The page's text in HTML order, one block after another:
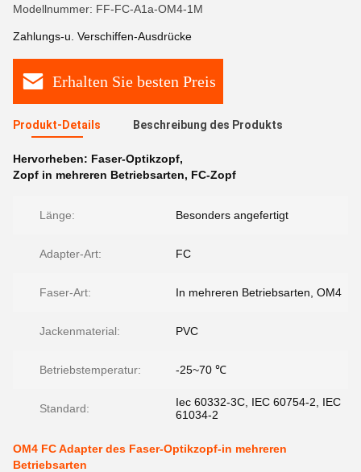
Modellnummer: FF-FC-A1a-OM4-1M
Zahlungs-u. Verschiffen-Ausdrücke
Erhalten Sie besten Preis
Produkt-Details Beschreibung des Produkts
Hervorheben: Faser-Optikzopf,
Zopf in mehreren Betriebsarten, FC-Zopf
Länge: Besonders angefertigt
Adapter-Art: FC
Faser-Art: In mehreren Betriebsarten, OM4
Jackenmaterial: PVC
Betriebstemperatur: -25~70 ℃
Standard:
Iec 60332-3C, IEC 60754-2, IEC
61034-2
OM4 FC Adapter des Faser-Optikzopf-in mehreren
Betriebsarten